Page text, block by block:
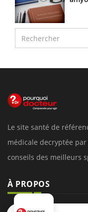
Le site santé de
médicale decryptée
conseils des meilleurs
À PROPOS